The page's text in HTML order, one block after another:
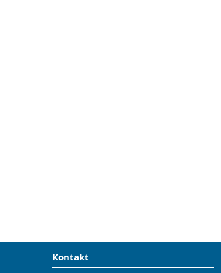
Kontakt